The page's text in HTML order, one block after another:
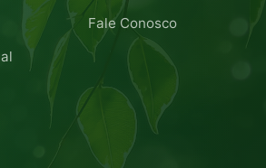
Fale Conosco